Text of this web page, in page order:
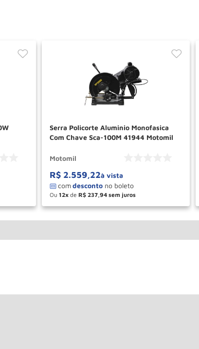
Serra Policorte Aluminio Monofasica
Com Chave Sca-100M 41944 Motomil
Motomil
R$ 2.559,22à vista
Ou 12 de R$ 237,94
＋
－ COMPRAR